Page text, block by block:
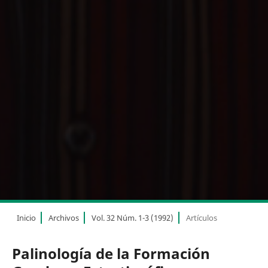
Inicio Archivos Vol. 32 Núm. 1-3 (1992) Artículos
Palinología de la Formación